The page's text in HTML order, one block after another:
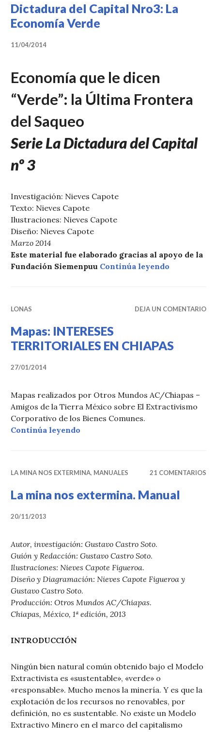
Dictadura del Capital Nro3: La
Economía Verde
11/04/2014
Economía que le dicen
“Verde”: la Última Frontera
del Saqueo
Serie La Dictadura del Capital
nº 3
Investigación: Nieves Capote
Texto: Nieves Capote
Ilustraciones: Nieves Capote
Diseño: Nieves Capote
Marzo 2014
Este material fue elaborado gracias al apoyo de la
Fundación Siemenpuu Continúa leyendo
LONAS DEJA UN COMENTARIO
Mapas: INTERESES
TERRITORIALES EN CHIAPAS
27/01/2014
Mapas realizados por Otros Mundos AC/Chiapas –
Amigos de la Tierra México sobre El Extractivismo
Corporativo de los Bienes Comunes.
Continúa leyendo
LA MINA NOS EXTERMINA, MANUALES 21 COMENTARIOS
La mina nos extermina. Manual
20/11/2013
Autor, investigación: Gustavo Castro Soto.
Guión y Redacción: Gustavo Castro Soto.
Ilustraciones: Nieves Capote Figueroa.
Diseño y Diagramación: Nieves Capote Figueroa y
Gustavo Castro Soto.
Producción: Otros Mundos AC/Chiapas.
Chiapas, México, 1ª edición, 2013
INTRODUCCIÓN
Ningún bien natural común obtenido bajo el Modelo
Extractivista es «sustentable», «verde» o
«responsable». Mucho menos la minería. Y es que la
explotación de los recursos no renovables, por
definición, no es sustentable. No existe un Modelo
Extractivo Minero en el marco del capitalismo